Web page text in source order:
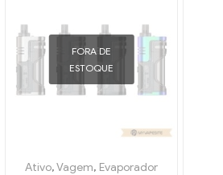
FORA DE
ESTOQUE
Ativo,Vagem, Evaporador